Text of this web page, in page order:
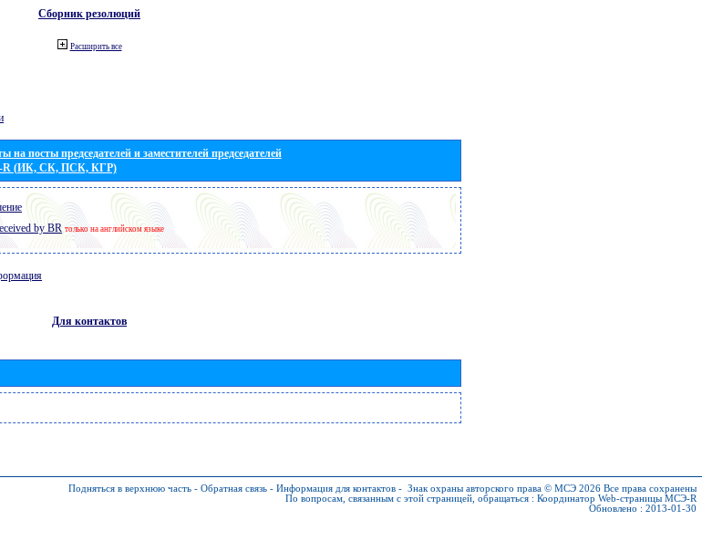
Сборник резолюций
Расширить все
на посты председателей и заместителей председателей
R (ИК, СК, ПСК, КГР)
by BR только на английском языке
Для контактов
Подняться в верхнюю часть - Обратная связь - Информация для контактов - Знак охраны авторского права © МСЭ 2026 Все права сохранены
По вопросам, связанным с этой страницей, обращаться : Координатор Web-страницы МСЭ-R
Обновлено : 2013-01-30